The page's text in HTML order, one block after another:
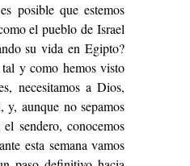
posible que estemos
el pueblo de Israel
su vida en Egipto?
y como hemos visto
necesitamos a Dios,
y, aunque no sepamos
sendero, conocemos
esta semana vamos